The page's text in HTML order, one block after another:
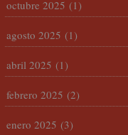
octubre 2025 (1)
agosto 2025 (1)
abril 2025 (1)
febrero 2025 (2)
enero 2025 (3)